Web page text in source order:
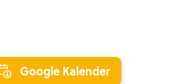
Google Kalender